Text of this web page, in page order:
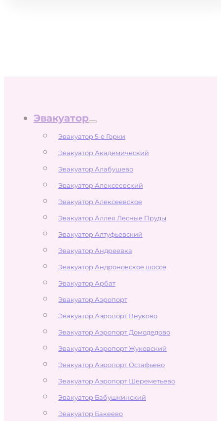
Эвакуатор
Эвакуатор 5-е Горки
Эвакуатор Академический
Эвакуатор Алабушево
Эвакуатор Алексеевский
Эвакуатор Алексеевское
Эвакуатор Аллея Лесные Пруды
Эвакуатор Алтуфьевский
Эвакуатор Андреевка
Эвакуатор Андроновское шоссе
Эвакуатор Арбат
Эвакуатор Аэропорт
Эвакуатор Аэропорт Внуково
Эвакуатор Аэропорт Домодедово
Эвакуатор Аэропорт Жуковский
Эвакуатор Аэропорт Остафьево
Эвакуатор Аэропорт Шереметьево
Эвакуатор Бабушкинский
Эвакуатор Бакеево